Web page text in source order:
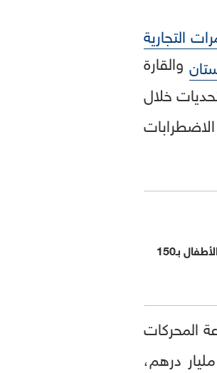
التجارية
والقارة
خلال
الاضطرابات
كيزاد تبدأ تشييد مشروع تصنيع أغذية الأطفال بـ150
المحركات
الأساسية التي أسهمت في تحقيق مستويات قياسية لكل من الإيرادات التي وصلت إلى 20.77 مليار درهم،